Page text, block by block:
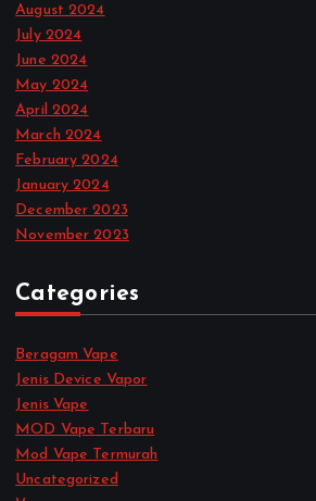
August 2024
July 2024
June 2024
May 2024
April 2024
March 2024
February 2024
January 2024
December 2023
November 2023
Categories
Beragam Vape
Jenis Device Vapor
Jenis Vape
MOD Vape Terbaru
Mod Vape Termurah
Uncategorized